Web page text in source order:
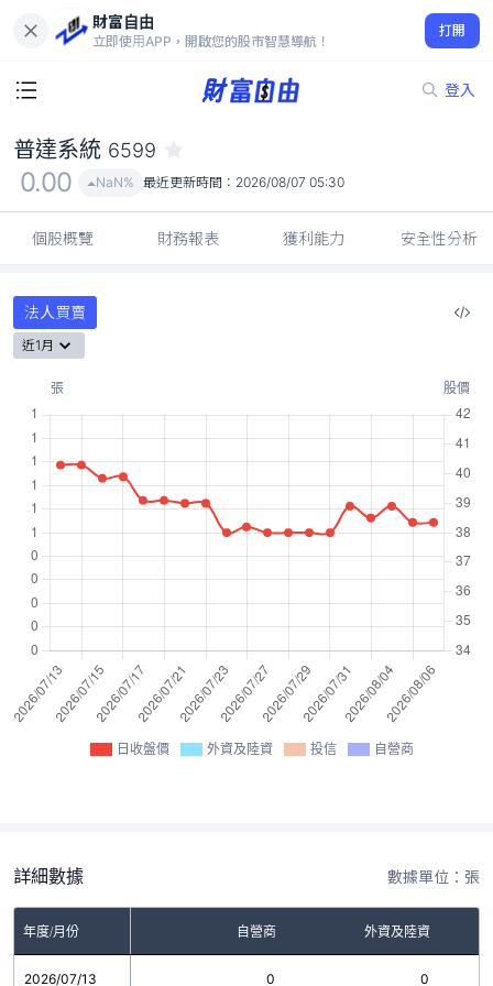
財富自由
立即使用APP，開啟您的股市智慧導航！
打開
登入
0.00
NaN%
普達系統 6599
0.00 NaN% 最近更新時間： 2026/08/07 05:30
個股概覽 財務報表 獲利能力 安全性分析
法人買賣
近1月
日收盤價 外資及陸資 投信 自營商
詳細數據 數據單位：張
年度/月份 自營商 外資及陸資
2026/07/13 0 0